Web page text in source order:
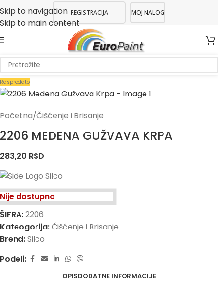
Skip to navigation
Skip to main content
REGISTRACIJA MOJ NALOG
Rasprodato
Početna/Čišćenje i Brisanje
2206 MEDENA GUŽVAVA KRPA
283,20 RSD
Nije dostupno
ŠIFRA:2206
Kateogorija:Čišćenje i Brisanje
Brend:Silco
Podeli:
OPISDODATNE INFORMACIJE